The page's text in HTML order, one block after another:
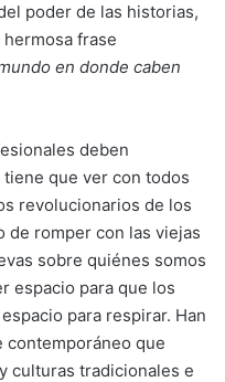
poder de las historias,
frase
en donde caben
deben
que ver con todos
revolucionarios de los
de romper con las viejas
sobre quiénes somos
espacio para que los
para respirar. Han
contemporáneo que
culturas tradicionales e